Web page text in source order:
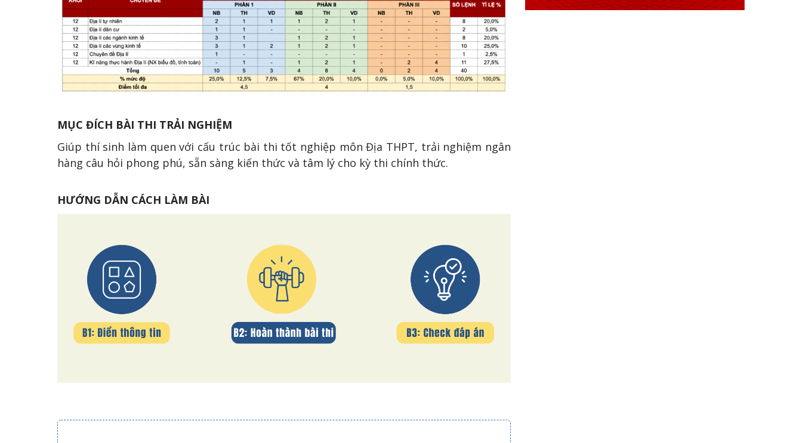
MỤC ĐÍCH BÀI THI TRẢI NGHIỆM
Giúp thí sinh làm quen với cấu trúc bài thi tốt nghiệp môn Địa THPT, trải nghiệm ngân
hàng câu hỏi phong phú, sẵn sàng kiến thức và tâm lý cho kỳ thi chính thức.
HƯỚNG DẪN CÁCH LÀM BÀI